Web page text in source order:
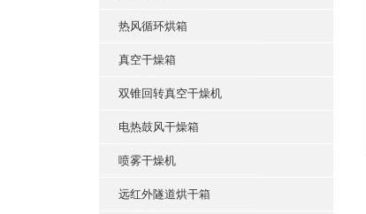
热风循环烘箱
真空干燥箱
双锥回转真空干燥机
电热鼓风干燥箱
喷雾干燥机
远红外隧道烘干箱